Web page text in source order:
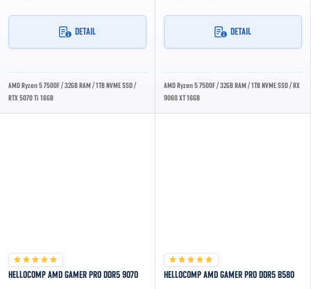
DETAIL
AMD Ryzen 5 7500F / 32GB RAM / 1TB NVME SSD /
RTX 5070 Ti 16GB
DETAIL
AMD Ryzen 5 7500F / 32GB RAM / 1TB NVME SSD / RX
9060 XT 16GB
HELLOCOMP AMD GAMER PRO DDR5 9070 HELLOCOMP AMD GAMER PRO DDR5 B580